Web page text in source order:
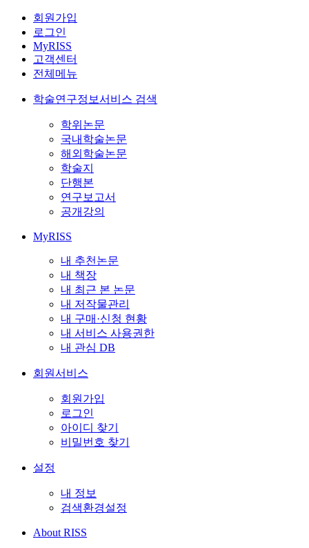
회원가입
로그인
MyRISS
고객센터
전체메뉴
학술연구정보서비스 검색
학위논문
국내학술논문
해외학술논문
학술지
단행본
연구보고서
공개강의
MyRISS
내 추천논문
내 책장
내 최근 본 논문
내 저작물관리
내 구매·신청 현황
내 서비스 사용권한
내 관심 DB
회원서비스
회원가입
로그인
아이디 찾기
비밀번호 찾기
설정
내 정보
검색환경설정
About RISS